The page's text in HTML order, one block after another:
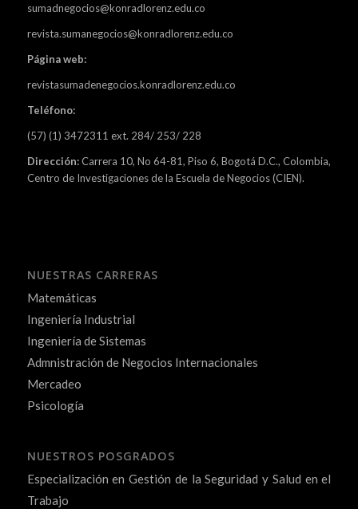
sumadnegocios@konradlorenz.edu.co
revista.sumanegocios@konradlorenz.edu.co
Página web:
revistasumadenegocios.konradlorenz.edu.co
Teléfono:
(57) (1) 3472311 ext. 284/ 253/ 228
Dirección:Carrera 10, No 64-81, Piso 6, Bogotá D.C., Colombia,
Centro de Investigaciones de la Escuela de Negocios (CIEN).
NUESTRAS CARRERAS
Matemáticas
Ingeniería Industrial
Ingeniería de Sistemas
Admnistración de Negocios Internacionales
Mercadeo
Psicología
NUESTROS POSGRADOS
Especialización en Gestión de la Seguridad y Salud en el
Trabajo